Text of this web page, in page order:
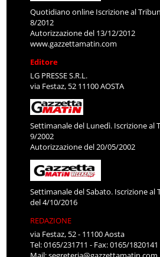
Quotidiano online Iscrizione al
8/2012
Autorizzazione del 13/12/2012
www.gazzettamatin.com
Editore
LG PRESSE S.R.L.
via Festaz, 52 11100 AOSTA
Settimanale del Lunedì. Iscrizione al
9/2002
Autorizzazione del 20/05/2002
Settimanale del Sabato. Iscrizione al
del 4/10/2016
REDAZIONE
via Festaz, 52 - 11100 Aosta
Tel: 0165/231711 - Fax: 0165/1820141